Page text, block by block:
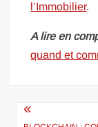
l’Immobilier.
A lire en
quand et
Navigation